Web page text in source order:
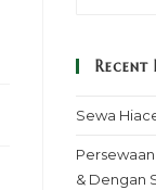
Recent
Sewa
& Dengan